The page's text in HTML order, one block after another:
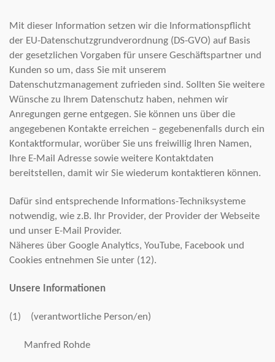
Mit dieser Information setzen wir die Informationspflicht
der EU-Datenschutzgrundverordnung (DS-GVO) auf Basis
der gesetzlichen Vorgaben für unsere Geschäftspartner und
Kunden so um, dass Sie mit unserem
Datenschutzmanagement zufrieden sind. Sollten Sie weitere
Wünsche zu Ihrem Datenschutz haben, nehmen wir
Anregungen gerne entgegen. Sie können uns über die
angegebenen Kontakte erreichen – gegebenenfalls durch ein
Kontaktformular, worüber Sie uns freiwillig Ihren Namen,
Ihre E-Mail Adresse sowie weitere Kontaktdaten
bereitstellen, damit wir Sie wiederum kontaktieren können.
Dafür sind entsprechende Informations-Techniksysteme
notwendig, wie z.B. Ihr Provider, der Provider der Webseite
und unser E-Mail Provider.
Näheres über Google Analytics, YouTube, Facebook und
Cookies entnehmen Sie unter (12).
Unsere Informationen
(1) (verantwortliche Person/en)
Manfred Rohde